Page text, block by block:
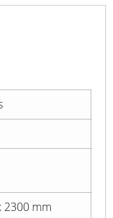
2300 mm